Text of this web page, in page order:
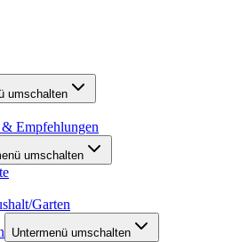
umschalten
Empfehlungen
umschalten
Garten
Untermenü umschalten